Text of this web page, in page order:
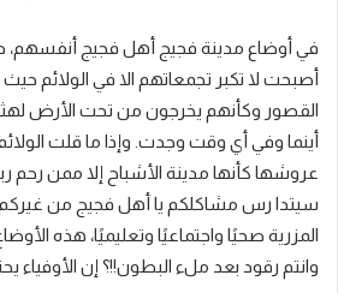
في أوضاع مدينة فجيج أهل فجيج
أصبحت لا تكبر تجمعاتهم الا في الولائم
القصور وكأنهم يخرجون من تحت الأرض
أينما وفي أي وقت وجدت. وإذا ما قلت
عروشها كأنها مدينة الأشباح إلا ممن رحم
سيتدا رس مشاكلكم يا أهل فجيج من
المزرية صحيًا واجتماعيًا وتعليميًا، هذه الأوضاع
وانتم رقود بعد ملء البطون!!؟ إن الأوفياء